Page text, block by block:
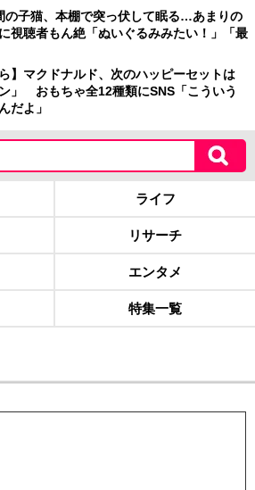
の子猫、本棚で突っ伏して眠る…あまりの
視聴者もん絶「ぬいぐるみみたい！」「最
ら】マクドナルド、次のハッピーセットは
ン」 おもちゃ全12種類にSNS「こういう
だよ」
ライフ
リサーチ
エンタメ
特集一覧